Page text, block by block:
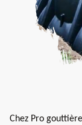
Chez Pro